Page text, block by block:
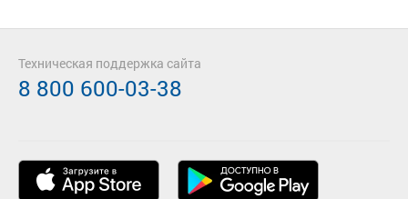
Техническая поддержка сайта
8 800 600-03-38